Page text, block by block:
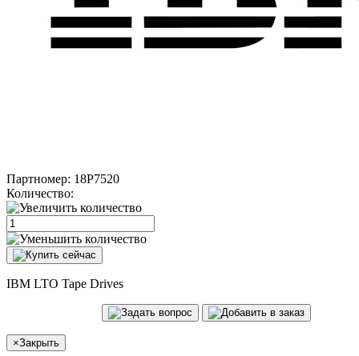
Партномер: 18P7520
Количество:
IBM LTO Tape Drives
×Закрыть